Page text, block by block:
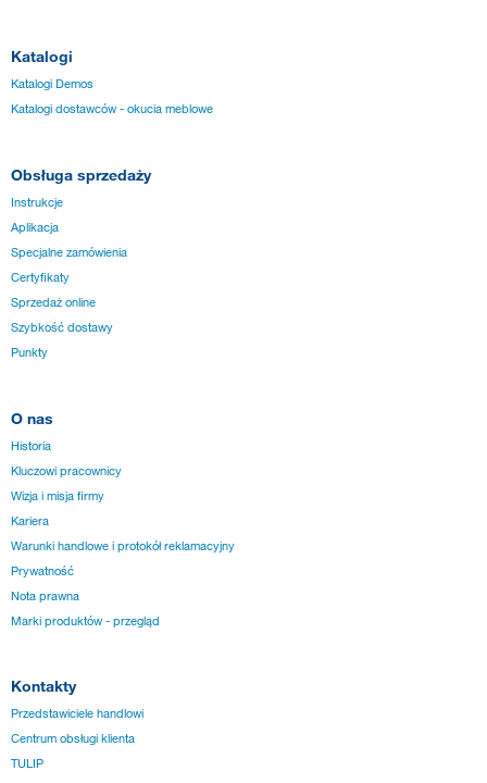
Katalogi
Katalogi Demos
Katalogi dostawców - okucia meblowe
Obsługa sprzedaży
Instrukcje
Aplikacja
Specjalne zamówienia
Certyfikaty
Sprzedaż online
Szybkość dostawy
Punkty
O nas
Historia
Kluczowi pracownicy
Wizja i misja firmy
Kariera
Warunki handlowe i protokół reklamacyjny
Prywatność
Nota prawna
Marki produktów - przegląd
Kontakty
Przedstawiciele handlowi
Centrum obsługi klienta
TULIP